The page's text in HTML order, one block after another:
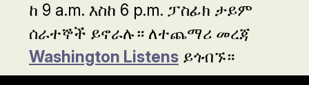
ከ 9 a.m. እስከ 6 p.m. ፓስፊክ ታይም
ሰራተኞች ይኖራሉ። ለተጨማሪ መረጃ
Washington Listens ይጎብኙ።